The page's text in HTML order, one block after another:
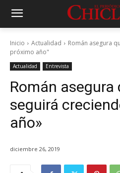
Inicio Actualidad
Román asegura
próximo año"
Actualidad Entrevista
Román asegura
seguirá
año»
diciembre 26, 2019